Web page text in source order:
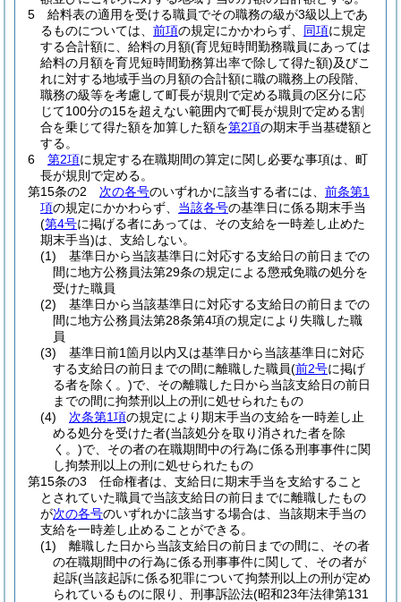
5
給料表の適用を受ける職員でその職務の級が3級以上であ
るものについては、 前項の規定にかかわらず、 同項に規定
する合計額に、給料の月額(育児短時間勤務職員にあっては
給料の月額を育児短時間勤務算出率で除して得た額)及びこ
れに対する地域手当の月額の合計額に職の職務上の段階、
職務の級等を考慮して町長が規則で定める職員の区分に応
じて100分の15を超えない範囲内で町長が規則で定める割
合を乗じて得た額を加算した額を第2項の期末手当基礎額と
する。
6
第2項に規定する在職期間の算定に関し必要な事項は、町
長が規則で定める。
第15条の2
次の各号のいずれかに該当する者には、 前条第1
項の規定にかかわらず、 当該各号の基準日に係る期末手当
(第4号に掲げる者にあっては、その支給を一時差し止めた
期末手当)は、支給しない。
(1)
基準日から当該基準日に対応する支給日の前日までの
間に地方公務員法第29条の規定による懲戒免職の処分を
受けた職員
(2)
基準日から当該基準日に対応する支給日の前日までの
間に地方公務員法第28条第4項の規定により失職した職
員
(3)
基準日前1箇月以内又は基準日から当該基準日に対応
する支給日の前日までの間に離職した職員(前2号に掲げ
る者を除く。)で、その離職した日から当該支給日の前日
までの間に拘禁刑以上の刑に処せられたもの
(4)
次条第1項の規定により期末手当の支給を一時差し止
める処分を受けた者(当該処分を取り消された者を除
く。)で、その者の在職期間中の行為に係る刑事事件に関
し拘禁刑以上の刑に処せられたもの
第15条の3
任命権者は、支給日に期末手当を支給すること
とされていた職員で当該支給日の前日までに離職したもの
が次の各号のいずれかに該当する場合は、当該期末手当の
支給を一時差し止めることができる。
(1)
離職した日から当該支給日の前日までの間に、その者
の在職期間中の行為に係る刑事事件に関して、その者が
起訴(当該起訴に係る犯罪について拘禁刑以上の刑が定め
られているものに限り、刑事訴訟法(昭和23年法律第131